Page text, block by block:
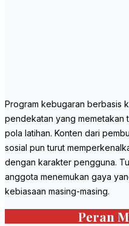
Program kebugaran berbasis
pendekatan yang memetakan
pola latihan. Konten dari
sosial pun turut
dengan karakter pengguna.
anggota menemukan gaya
kebiasaan masing-masing.
Peran